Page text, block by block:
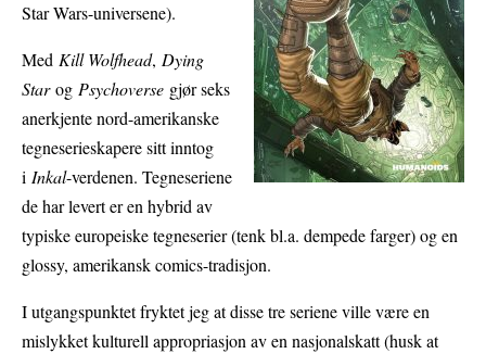
Star Wars-universene).
Med Kill Wolfhead, Dying
Starog Psychoverse gjør seks
anerkjente nord-amerikanske
tegneserieskapere sitt inntog
i Inkal-verdenen. Tegneseriene
de har levert er en hybrid av
typiske europeiske tegneserier (tenk bl.a. dempede farger) og en
glossy, amerikansk comics-tradisjon.
I utgangspunktet fryktet jeg at disse tre seriene ville være en
mislykket kulturell appropriasjon av en nasjonalskatt (husk at